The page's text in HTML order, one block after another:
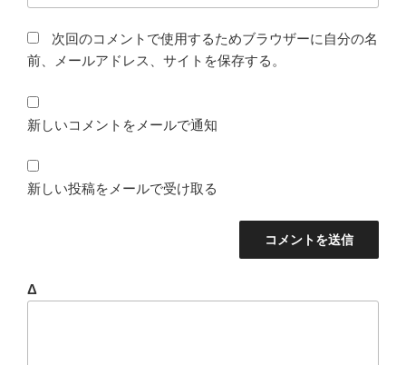
次回のコメントで使用するためブラウザーに自分の名
前、メールアドレス、サイトを保存する。
新しいコメントをメールで通知
新しい投稿をメールで受け取る
Δ